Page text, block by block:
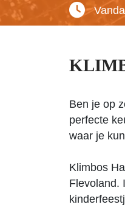
Ben je op
perfecte
waar je
Klimbos
Flevoland.